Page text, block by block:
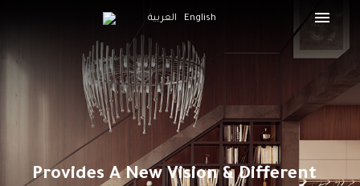
English العربية
Provides A New Vision & Different